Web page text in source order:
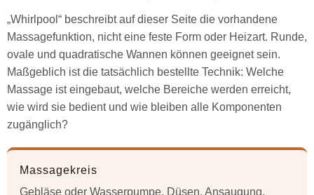
„Whirlpool“ beschreibt auf dieser Seite die vorhandene
Massagefunktion, nicht eine feste Form oder Heizart. Runde,
ovale und quadratische Wannen können geeignet sein.
Maßgeblich ist die tatsächlich bestellte Technik: Welche
Massage ist eingebaut, welche Bereiche werden erreicht,
wie wird sie bedient und wie bleiben alle Komponenten
zugänglich?
Massagekreis
Gebläse oder Wasserpumpe, Düsen, Ansaugung,